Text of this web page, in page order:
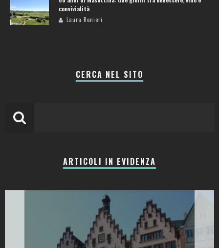
convivialità
Laura Renieri
CERCA NEL SITO
ARTICOLI IN EVIDENZA